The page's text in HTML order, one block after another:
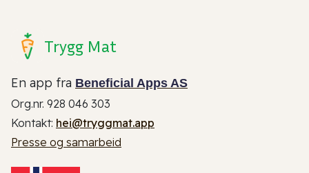
Trygg Mat
En app fra Beneficial Apps AS
Org.nr. 928 046 303
Kontakt: hei@tryggmat.app
Presse og samarbeid